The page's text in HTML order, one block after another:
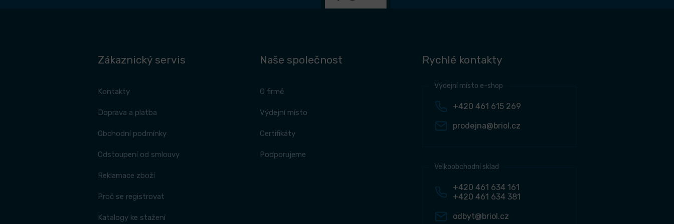
Zákaznický servis
Kontakty
Doprava a platba
Obchodní podmínky
Odstoupení od smlouvy
Reklamace zboží
Proč se registrovat
Katalogy ke stažení
Naše společnost
O firmě
Výdejní místo
Certifikáty
Podporujeme
Rychlé kontakty
Výdejní místo e-shop
+420 461 615 269
prodejna@briol.cz
Velkoobchodní sklad
+420 461 634 161
+420 461 634 381
odbyt@briol.cz